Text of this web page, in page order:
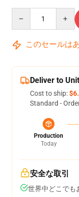
このセールは
Deliver to
Cost to ship:
Standard -
Production
Today
安全な取引
世界中どこでも